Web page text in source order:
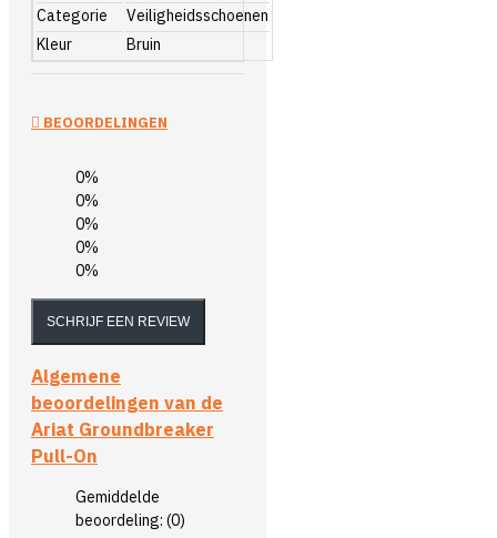
Categorie
Veiligheidsschoenen
Kleur
Bruin
BEOORDELINGEN
0%
0%
0%
0%
0%
SCHRIJF EEN REVIEW
Algemene
beoordelingen van de
Ariat Groundbreaker
Pull-On
Gemiddelde
beoordeling: (0)